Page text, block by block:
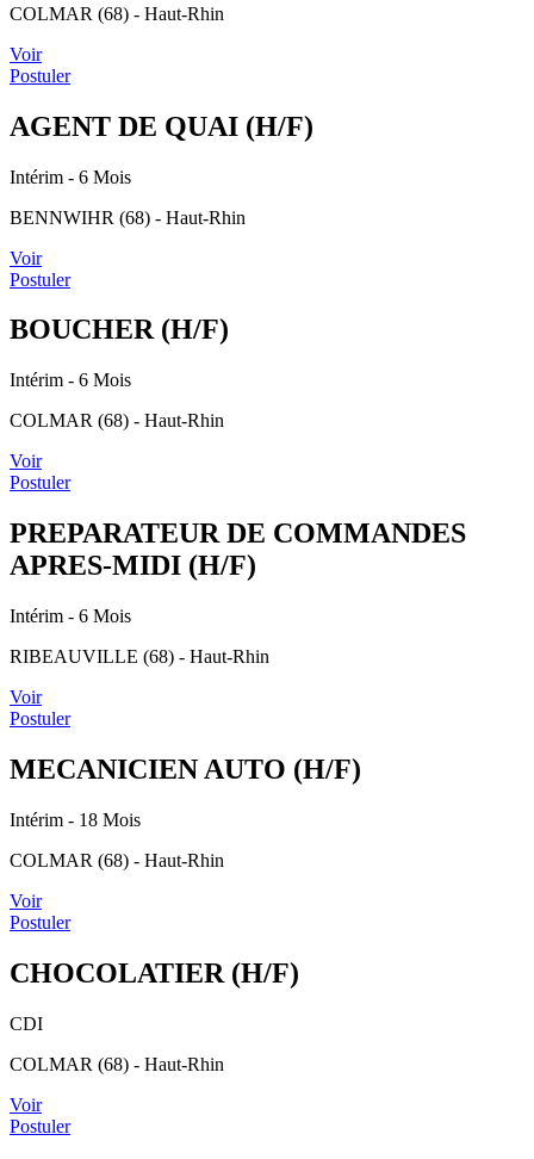
COLMAR (68) - Haut-Rhin
Voir
Postuler
AGENT DE QUAI (H/F)
Intérim - 6 Mois
BENNWIHR (68) - Haut-Rhin
Voir
Postuler
BOUCHER (H/F)
Intérim - 6 Mois
COLMAR (68) - Haut-Rhin
Voir
Postuler
PREPARATEUR DE COMMANDES
APRES-MIDI (H/F)
Intérim - 6 Mois
RIBEAUVILLE (68) - Haut-Rhin
Voir
Postuler
MECANICIEN AUTO (H/F)
Intérim - 18 Mois
COLMAR (68) - Haut-Rhin
Voir
Postuler
CHOCOLATIER (H/F)
CDI
COLMAR (68) - Haut-Rhin
Voir
Postuler